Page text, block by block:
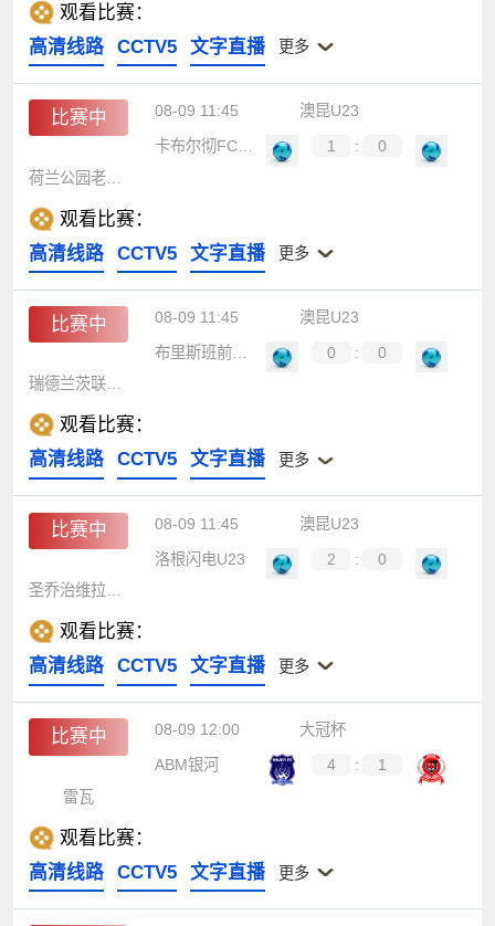
观看比赛：
高清线路
CCTV5 文字直播 更多
比赛中 08-09 11:45
澳昆U23
卡布尔彻FCU23
1 :
0
观看比赛：
高清线路
CCTV5 文字直播 更多
比赛中 08-09 11:45
澳昆U23
布里斯班前锋U23
0 :
0
瑞德兰茨联U23
观看比赛：
高清线路
CCTV5 文字直播 更多
比赛中 08-09 11:45
澳昆U23
洛根闪电U23
2 :
0
圣乔治维拉翁U23
观看比赛：
高清线路
CCTV5 文字直播 更多
比赛中 08-09 12:00
大冠杯
ABM银河
4 :
1
雷瓦
观看比赛：
高清线路
CCTV5 文字直播 更多